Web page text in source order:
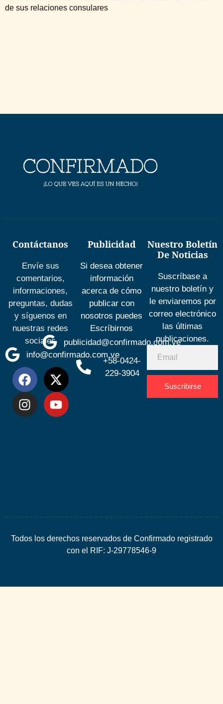
de sus relaciones consulares
Contáctanos
Envíe sus
comentarios,
informaciones,
preguntas, dudas
y síguenos en
nuestras redes
sociales
info@confirmado.com.ve
Publicidad
Si desea obtener
información
acerca de cómo
publicar con
nosotros puedes
Escríbirnos
publicidad@confirmado.com.ve
+58-0424-
229-3904
Nuestro Boletín
De Noticias
Suscríbase a
nuestro boletín y
le enviaremos por
correo electrónico
las últimas
publicaciones.
Suscribirse
Todos los derechos reservados de Confirmado registrado
con el RIF: J-29778546-9